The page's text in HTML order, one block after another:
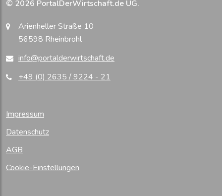
© 2026 PortalDerWirtschaft.de UG.
Arienheller Straße 10
56598 Rheinbrohl
info@portalderwirtschaft.de
+49 (0) 2635 / 9224 - 21
Impressum
Datenschutz
AGB
Cookie-Einstellungen